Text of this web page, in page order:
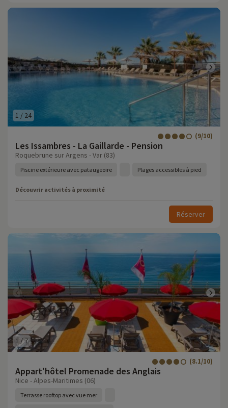
1 / 24
Les Issambres - La Gaillarde - Pension
(9/10)
Roquebrune sur Argens - Var (83)
Piscine extérieure avec pataugeoire Plages accessibles à pied
Découvrir activités à proximité
Réserver
1 /7
Appart'hôtel Promenade des Anglais
(8.1/10)
Nice - Alpes-Maritimes (06)
Terrasse rooftop avec vue mer